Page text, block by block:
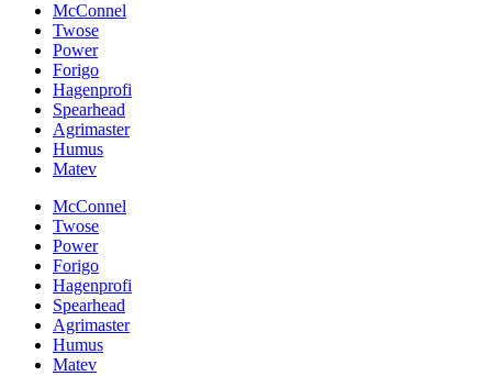
McConnel
Twose
Power
Forigo
Hagenprofi
Spearhead
Agrimaster
Humus
Matev
McConnel
Twose
Power
Forigo
Hagenprofi
Spearhead
Agrimaster
Humus
Matev